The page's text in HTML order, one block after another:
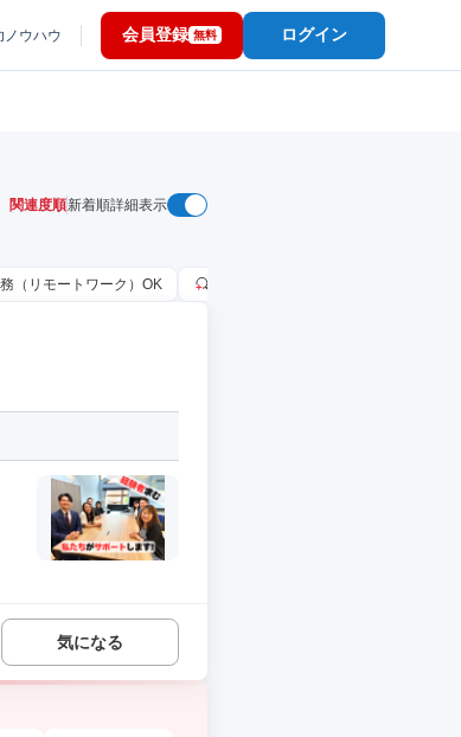
ノウハウ 会員登録 無料 ログイン
関連度順新着順詳細表示
（リモートワーク）OK
気になる